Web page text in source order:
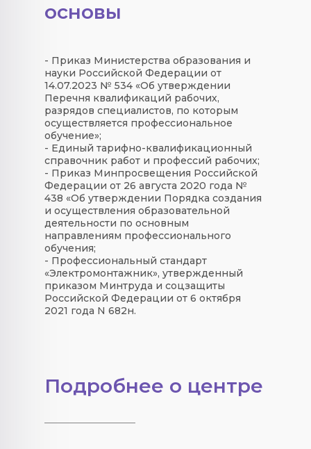
основы
- Приказ Министерства образования и
науки Российской Федерации от
14.07.2023 № 534 «Об утверждении
Перечня квалификаций рабочих,
разрядов специалистов, по которым
осуществляется профессиональное
обучение»;
- Единый тарифно-квалификационный
справочник работ и профессий рабочих;
- Приказ Минпросвещения Российской
Федерации от 26 августа 2020 года №
438 «Об утверждении Порядка создания
и осуществления образовательной
деятельности по основным
направлениям профессионального
обучения;
- Профессиональный стандарт
«Электромонтажник», утвержденный
приказом Минтруда и соцзащиты
Российской Федерации от 6 октября
2021 года N 682н.
Подробнее о центре